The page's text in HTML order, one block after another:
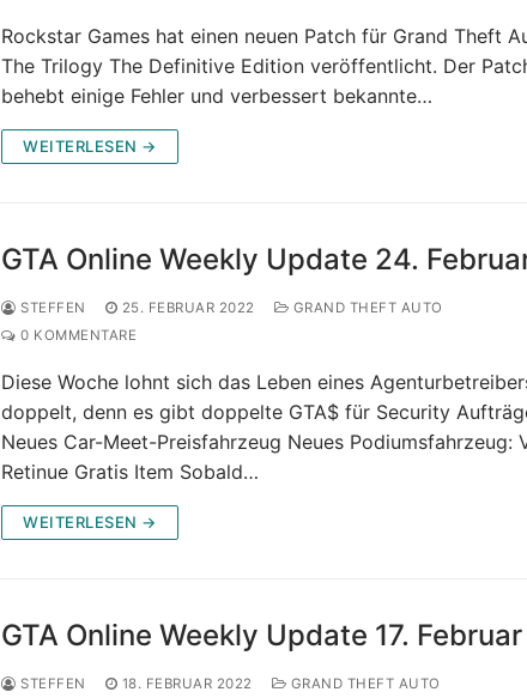
Rockstar Games hat einen neuen Patch für Grand Theft
The Trilogy The Definitive Edition veröffentlicht. Der
behebt einige Fehler und verbessert bekannte…
WEITERLESEN →
GTA Online Weekly Update 24.
STEFFEN 25. FEBRUAR 2022
GRAND THEFT AUTO
0 KOMMENTARE
Diese Woche lohnt sich das Leben eines
doppelt, denn es gibt doppelte GTA$ für Security
Neues Car-Meet-Preisfahrzeug Neues Podiumsfahrzeug:
Retinue Gratis Item Sobald…
WEITERLESEN →
GTA Online Weekly Update 17. Februar
STEFFEN 18. FEBRUAR 2022
GRAND THEFT AUTO